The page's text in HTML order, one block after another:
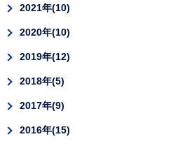
2021年 10
2020年 10
2019年 12
2018年 5
2017年 9
2016年 15